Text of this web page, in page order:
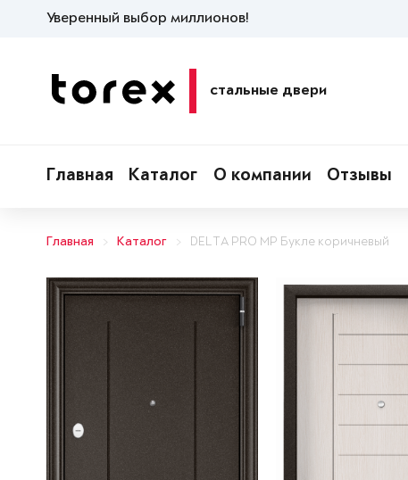
Уверенный выбор миллионов!
стальные двери
Главная Каталог О компании Отзывы
Главная Каталог DELTA PRO MP Букле коричневый